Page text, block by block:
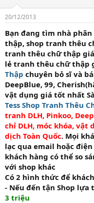
20/12/2013
Bạn đang tìm nhà
thập, shop tranh thêu
tranh thêu chữ thập
lẻ tranh thêu chữ thập
Thập chuyên bỏ sĩ và
DeepBlue, 99,
vật dụng giá tốt nhất
Tess Shop Tranh Thêu
tranh DLH, Pinkoo,
chỉ DLH, móc khóa, vật
dịch Toàn Quốc. Mọi
lạc qua email hoặc
khách hàng có thể so
với shop khác
Có 2 hình thức để
- Nếu đến tận Shop
3 triệu